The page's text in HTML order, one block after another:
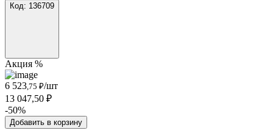
Код: 136709
Акция %
6 523 ,75 ₽/шт
13 047,50 ₽
-50%
Добавить в корзину